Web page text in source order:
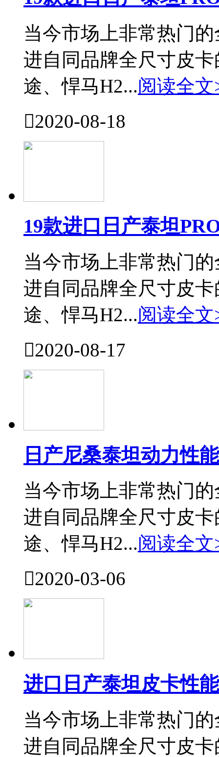
当今市场上非常热门
进自同品牌全尺寸皮
途、悍马H2...阅读全文
2020-08-18
19款进口日产泰坦
当今市场上非常热门
进自同品牌全尺寸皮
途、悍马H2...阅读全文
2020-08-17
日产尼桑泰坦动力性
当今市场上非常热门
进自同品牌全尺寸皮
途、悍马H2...阅读全文
2020-03-06
进口日产泰坦皮卡性
当今市场上非常热门
进自同品牌全尺寸皮